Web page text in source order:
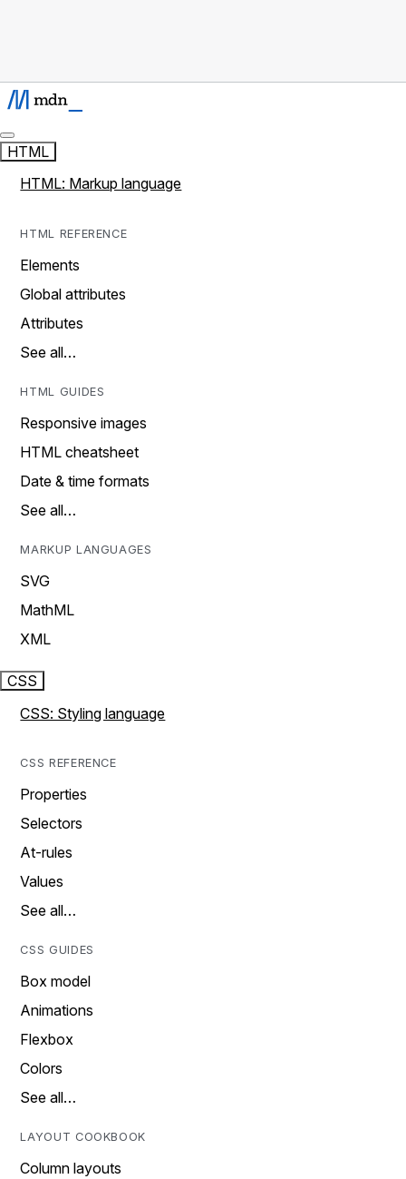
HTML
HTML: Markup language
HTML REFERENCE
Elements
Global attributes
Attributes
See all…
HTML GUIDES
Responsive images
HTML cheatsheet
Date & time formats
See all…
MARKUP LANGUAGES
SVG
MathML
XML
CSS
CSS: Styling language
CSS REFERENCE
Properties
Selectors
At-rules
Values
See all…
CSS GUIDES
Box model
Animations
Flexbox
Colors
See all…
LAYOUT COOKBOOK
Column layouts